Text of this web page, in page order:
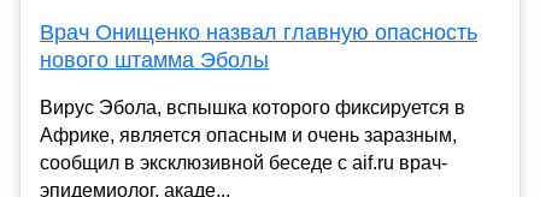
Врач Онищенко назвал главную опасность
нового штамма Эболы
Вирус Эбола, вспышка которого фиксируется в
Африке, является опасным и очень заразным,
сообщил в эксклюзивной беседе с aif.ru врач-
эпидемиолог, акаде...